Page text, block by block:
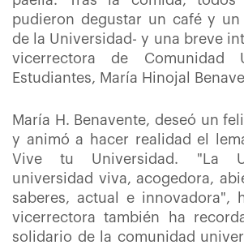
pudieron degustar un café y un
de la Universidad- y una breve
vicerrectora de Comunidad
Estudiantes, María Hinojal
María H. Benavente, deseó un
y animó a hacer realidad el
Vive tu Universidad. "La
universidad viva, acogedora,
saberes, actual e innovadora",
vicerrectora también ha
solidario de la comunidad